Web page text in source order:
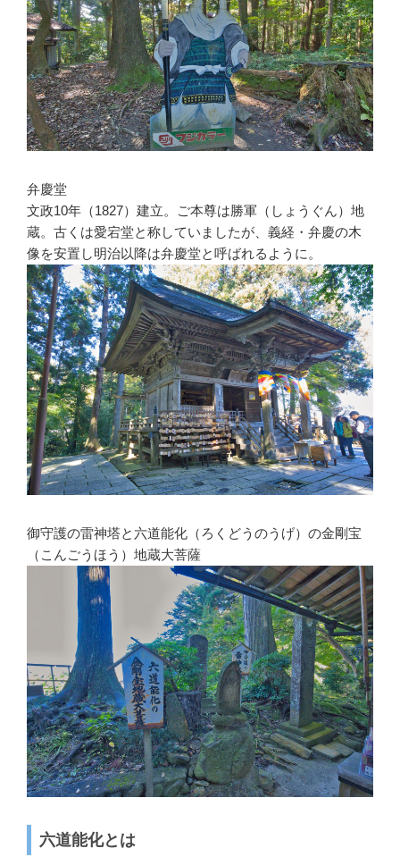
弁慶堂
文政10年（1827）建立。ご本尊は勝軍（しょうぐん）地
蔵。古くは愛宕堂と称していましたが、義経・弁慶の木
像を安置し明治以降は弁慶堂と呼ばれるように。
御守護の雷神塔と六道能化（ろくどうのうげ）の金剛宝
（こんごうほう）地蔵大菩薩
六道能化とは